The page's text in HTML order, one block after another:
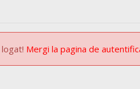
Mergi la pagina de